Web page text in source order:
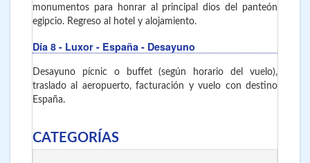
monumentos para honrar al principal dios del panteón
egipcio. Regreso al hotel y alojamiento.
Día 8 - Luxor - España - Desayuno
Desayuno pícnic o buffet (según horario del vuelo),
traslado al aeropuerto, facturación y vuelo con destino
España.
CATEGORÍAS